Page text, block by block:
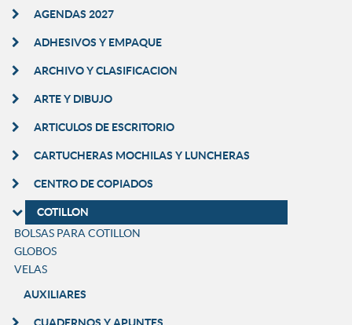
AGENDAS 2027
ADHESIVOS Y EMPAQUE
ARCHIVO Y CLASIFICACION
ARTE Y DIBUJO
ARTICULOS DE ESCRITORIO
CARTUCHERAS MOCHILAS Y LUNCHERAS
CENTRO DE COPIADOS
COTILLON
BOLSAS PARA COTILLON
GLOBOS
VELAS
AUXILIARES
CUADERNOS Y APUNTES